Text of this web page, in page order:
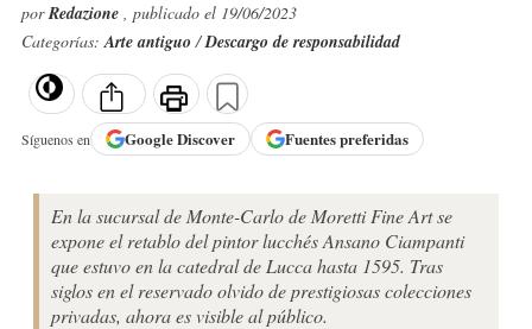
porRedazione , publicado el 19/06/2023
Categorías:Arte antiguo/Descargo de responsabilidad
Síguenos en GoogleDiscover Fuentes preferidas
En la sucursal de Monte-Carlo de Moretti Fine Art se
expone el retablo del pintor lucchés Ansano Ciampanti
que estuvo en la catedral de Lucca hasta 1595. Tras
siglos en el reservado olvido de prestigiosas colecciones
privadas, ahora es visible al público.